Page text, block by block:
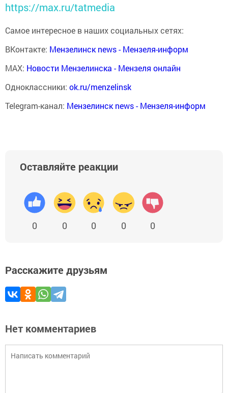
https://max.ru/tatmedia
Самое интересное в наших социальных сетях:
ВКонтакте: Мензелинск news - Мензеля-информ
MAX: Новости Мензелинска - Мензеля онлайн
Одноклассники: ok.ru/menzelinsk
Telegram-канал: Мензелинск news - Мензеля-информ
Оставляйте реакции
0 0 0 0 0
Расскажите друзьям
Нет комментариев